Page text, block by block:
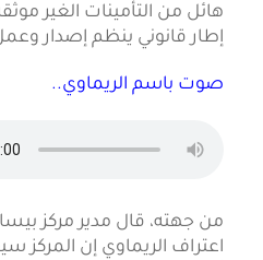
هائل من التأمينات الغير
إطار قانوني ينظم إصدار
صوت باسم الريماوي..
من جهته، قال مدير مركز
اعتراف الريماوي إن